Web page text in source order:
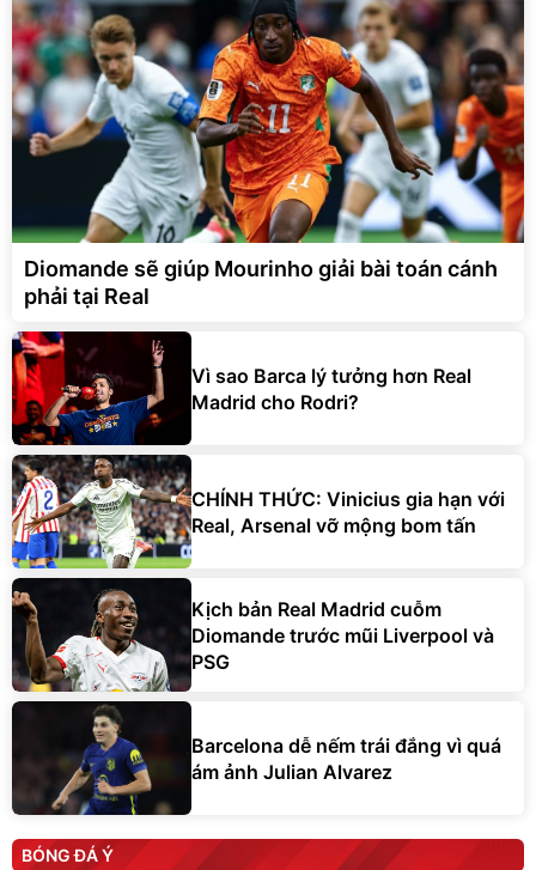
Diomande sẽ giúp Mourinho giải bài toán cánh
phải tại Real
Vì sao Barca lý tưởng hơn Real
Madrid cho Rodri?
CHÍNH THỨC: Vinicius gia hạn với
Real, Arsenal vỡ mộng bom tấn
Kịch bản Real Madrid cuỗm
Diomande trước mũi Liverpool và
PSG
Barcelona dễ nếm trái đắng vì quá
ám ảnh Julian Alvarez
BÓNG ĐÁ Ý